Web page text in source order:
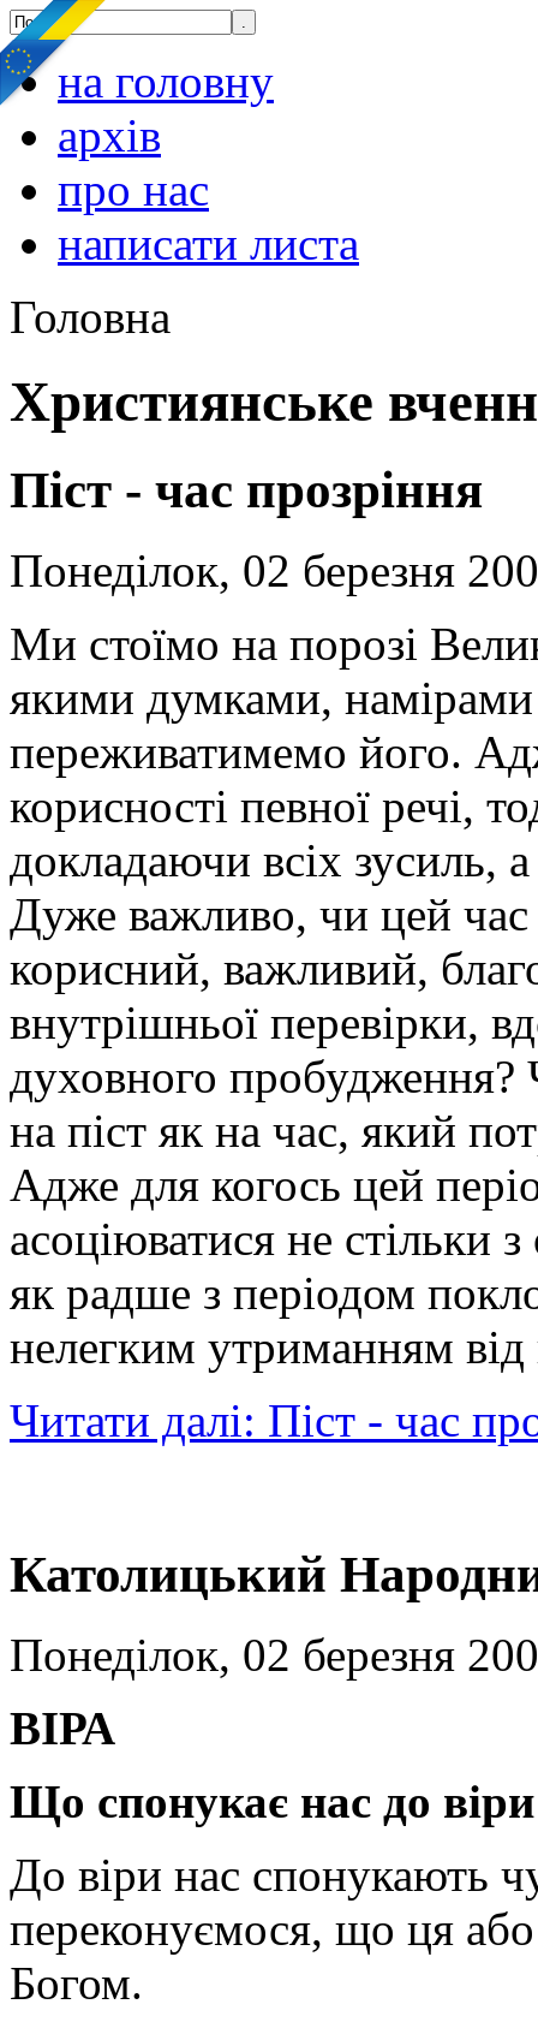
на головну
архів
про нас
написати листа
Головна
Християнське
Піст - час прозріння
Понеділок, 02 березня
Ми стоїмо на порозі
якими думками, намірами
переживатимемо його.
корисності певної речі,
докладаючи всіх зусиль,
Дуже важливо, чи цей
корисний, важливий,
внутрішньої перевірки,
духовного
на піст як на час, який
Адже для когось цей
асоціюватися не стільки
як радше з періодом
нелегким утриманням від
Читати далі: Піст - час
Католицький
Понеділок, 02 березня
ВІРА
Що спонукає нас до віри
До віри нас спонукають
переконуємося, що ця
Богом.